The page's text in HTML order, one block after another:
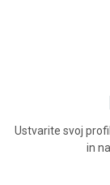
Ustvarite svoj
in